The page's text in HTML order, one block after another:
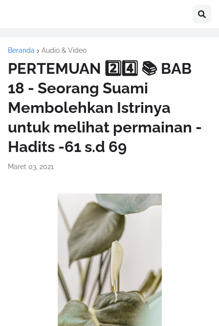
Beranda Audio & Video
PERTEMUAN 2️⃣4️⃣ 📚 BAB
18 - Seorang Suami
Membolehkan Istrinya
untuk melihat permainan -
Hadits -61 s.d 69
Maret 03, 2021